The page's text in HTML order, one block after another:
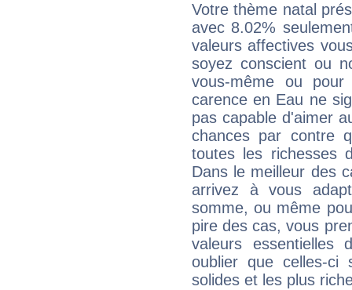
Votre thème natal
avec 8.02%
valeurs affectives
soyez conscient ou
vous-même ou
carence en Eau ne
pas capable d'aimer
chances par contre
toutes les richesses
Dans le meilleur des
arrivez à vous
somme, ou même
pire des cas, vous
valeurs
oublier que celles-
solides et les plus